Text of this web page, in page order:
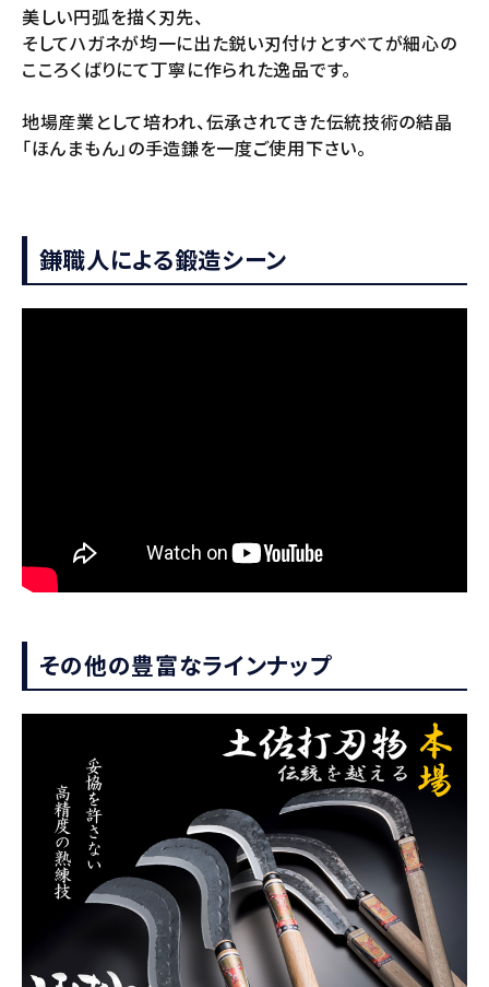
美しい円弧を描く刃先、
そしてハガネが均一に出た鋭い刃付けとすべてが細心の
こころくばりにて丁寧に作られた逸品です。
地場産業として培われ、伝承されてきた伝統技術の結晶
「ほんまもん」の手造鎌を一度ご使用下さい。
鎌職人による鍛造シーン
その他の豊富なラインナップ